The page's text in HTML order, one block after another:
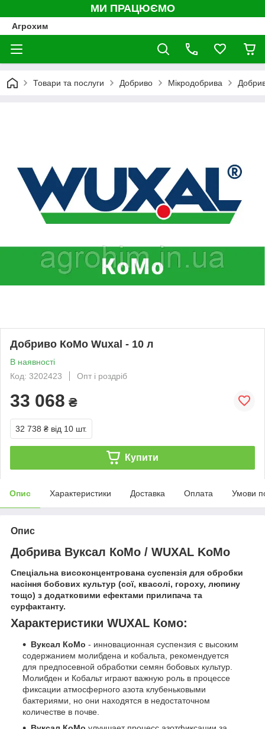
МИ ПРАЦЮЄМО
Агрохим
Товари та послуги Добриво Мікродобрива
Добриво КоМо Wuxal - 10 л
В наявності
Код: 3202423
Опт і роздріб
33 068 ₴
32 738 ₴ від 10 шт.
Купити
Опис Характеристики Доставка Оплата Умови
Опис
Добрива Вуксал КоМо / WUXAL KoMo
Спеціальна високонцентрована суспензія для обробки
насіння бобових культур (сої, квасолі, гороху, люпину
тощо) з додатковими ефектами прилипача та
сурфактанту.
Характеристики WUXAL Комо:
Вуксал КoMo - инновационная суспензия с высоким
содержанием молибдена и кобальта, рекомендуется
для предпосевной обработки семян бобовых культур.
Молибден и Кобальт играют важную роль в процессе
фиксации атмосферного азота клубеньковыми
бактериями, но они находятся в недостаточном
количестве в почве.